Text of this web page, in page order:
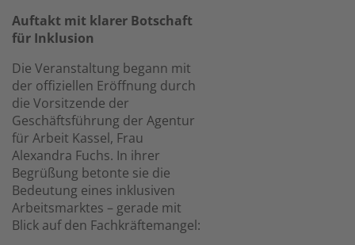
Auftakt mit klarer Botschaft
für Inklusion
Die Veranstaltung begann mit
der offiziellen Eröffnung durch
die Vorsitzende der
Geschäftsführung der Agentur
für Arbeit Kassel, Frau
Alexandra Fuchs. In ihrer
Begrüßung betonte sie die
Bedeutung eines inklusiven
Arbeitsmarktes – gerade mit
Blick auf den Fachkräftemangel: